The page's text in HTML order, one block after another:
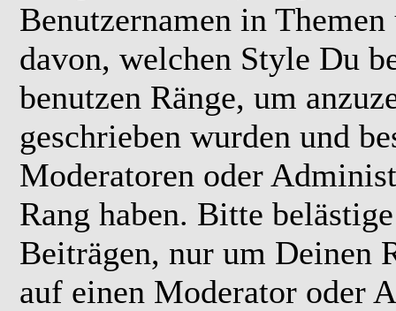
Benutzernamen in
davon, welchen Style Du
benutzen Ränge, um
geschrieben wurden und
Moderatoren oder
Rang haben. Bitte
Beiträgen, nur um Deinen
auf einen Moderator oder